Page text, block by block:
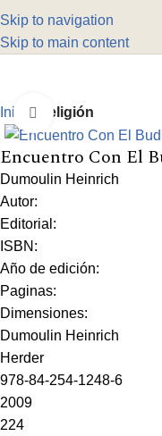
Skip to navigation
Skip to main content
Inicio Religión
Click to enlarge
Encuentro Con El
Dumoulin Heinrich
Autor:
Editorial:
ISBN:
Año de edición:
Paginas:
Dimensiones:
Dumoulin Heinrich
Herder
978-84-254-1248-6
2009
224